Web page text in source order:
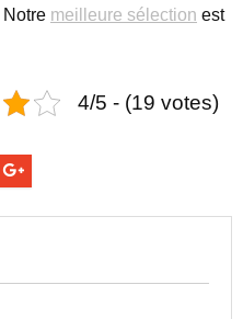
Notre meilleure sélection est
4/5 - (19 votes)